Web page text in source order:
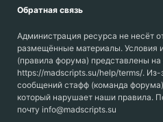
Обратная связь
Администрация ресурса не несёт
размещённые материалы. Условия
(правила форума) представлены
https://madscripts.su/help/terms/. Из-
сообщений стафф (команда
который нарушает наши правила.
почту info@madscripts.su